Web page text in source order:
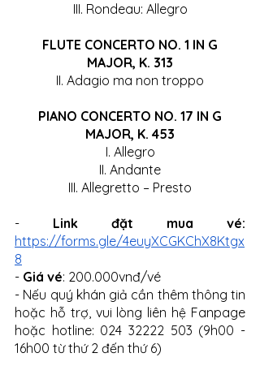
III. Rondeau: Allegro
MAJOR, K. 313
II. Adagio ma non troppo
MAJOR, K. 453
I. Allegro
II. Andante
III. Allegretto – Presto
-
https://forms.gle/4euyXCGKChX8Ktgx
8
- Giá vé: 200.000vnđ/vé
- Nếu quý khán giả cần thêm thông tin
hoặc hỗ trợ, vui lòng liên hệ Fanpage
hoặc hotline: 024 32222 503 (9h00 -
16h00 từ thứ 2 đến thứ 6)